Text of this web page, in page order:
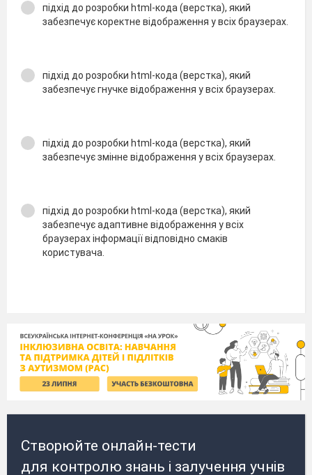
підхід до розробки html-кода (верстка), який
забезпечує коректне відображення у всіх браузерах.
підхід до розробки html-кода (верстка), який
забезпечує гнучке відображення у всіх браузерах.
підхід до розробки html-кода (верстка), який
забезпечує змінне відображення у всіх браузерах.
підхід до розробки html-кода (верстка), який
забезпечує адаптивне відображення у всіх
браузерах інформації відповідно смаків
користувача.
Створюйте онлайн-тести
для контролю знань і залучення учнів